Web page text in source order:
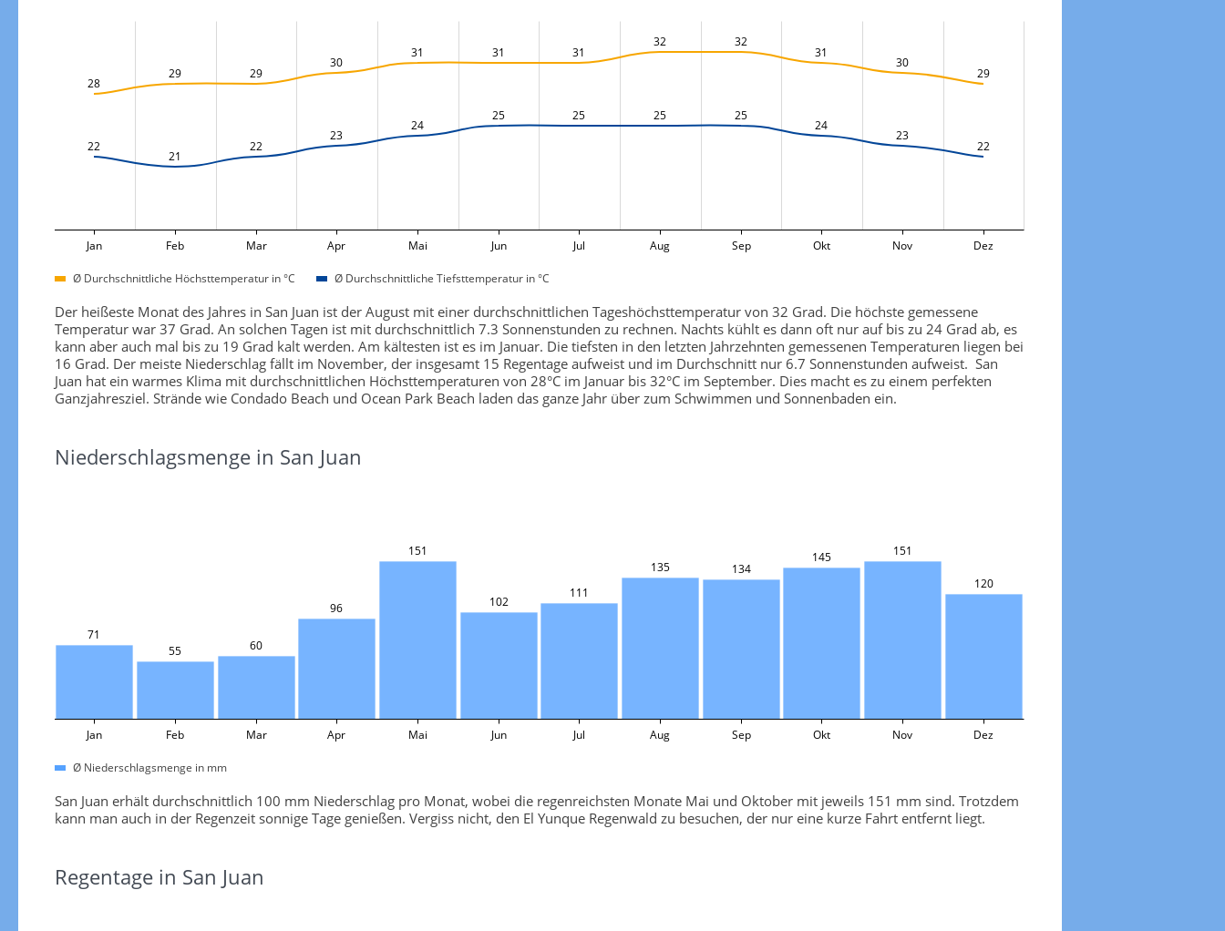
28
29 29
30
31 31 31
32 32
31
30
29
22
21
22
23
24
25 25 25 25
24
23
22
Jan Feb Mar Apr Mai Jun Jul Aug Sep Okt Nov Dez
Ø Durchschnittliche Höchsttemperatur in °C Ø Durchschnittliche Tiefsttemperatur in °C
Der heißeste Monat des Jahres in San Juan ist der August mit einer durchschnittlichen Tageshöchsttemperatur von 32 Grad. Die höchste gemessene
Temperatur war 37 Grad. An solchen Tagen ist mit durchschnittlich 7.3 Sonnenstunden zu rechnen. Nachts kühlt es dann oft nur auf bis zu 24 Grad ab, es
kann aber auch mal bis zu 19 Grad kalt werden. Am kältesten ist es im Januar. Die tiefsten in den letzten Jahrzehnten gemessenen Temperaturen liegen bei
16 Grad. Der meiste Niederschlag fällt im November, der insgesamt 15 Regentage aufweist und im Durchschnitt nur 6.7 Sonnenstunden aufweist. San
Juan hat ein warmes Klima mit durchschnittlichen Höchsttemperaturen von 28°C im Januar bis 32°C im September. Dies macht es zu einem perfekten
Ganzjahresziel. Strände wie Condado Beach und Ocean Park Beach laden das ganze Jahr über zum Schwimmen und Sonnenbaden ein.
Niederschlagsmenge in San Juan
71
55
60
96
151
102
111
135 134
145 151
120
Jan Feb Mar Apr Mai Jun Jul Aug Sep Okt Nov Dez
Ø Niederschlagsmenge in mm
San Juan erhält durchschnittlich 100 mm Niederschlag pro Monat, wobei die regenreichsten Monate Mai und Oktober mit jeweils 151 mm sind. Trotzdem
kann man auch in der Regenzeit sonnige Tage genießen. Vergiss nicht, den El Yunque Regenwald zu besuchen, der nur eine kurze Fahrt entfernt liegt.
Regentage in San Juan